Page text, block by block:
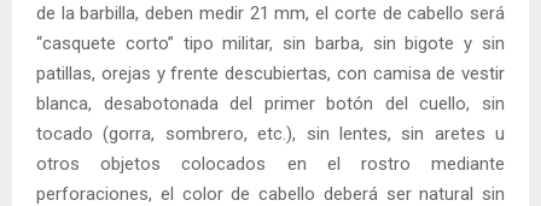
de la barbilla, deben medir 21 mm, el corte de cabello será
“casquete corto” tipo militar, sin barba, sin bigote y sin
patillas, orejas y frente descubiertas, con camisa de vestir
blanca, desabotonada del primer botón del cuello, sin
tocado (gorra, sombrero, etc.), sin lentes, sin aretes u
otros objetos colocados en el rostro mediante
perforaciones, el color de cabello deberá ser natural sin